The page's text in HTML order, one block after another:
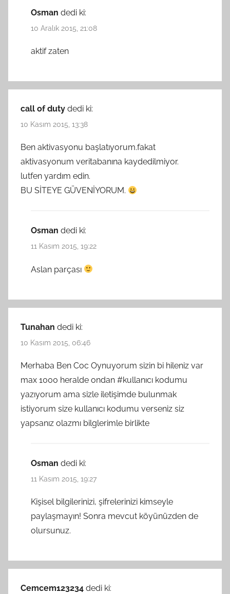
Osman dedi ki:
10 Aralık 2015, 21:08
aktif zaten
call of duty dedi ki:
10 Kasım 2015, 13:38
Ben aktivasyonu başlatıyorum.fakat
aktivasyonum veritabanına kaydedilmiyor.
lutfen yardım edin.
BU SİTEYE GÜVENİYORUM.
Osman dedi ki:
11 Kasım 2015, 19:22
Aslan parçası
Tunahan dedi ki:
10 Kasım 2015, 06:46
Merhaba Ben Coc Oynuyorum sizin bi hileniz var
max 1000 heralde ondan #kullanıcı kodumu
yazıyorum ama sizle iletişimde bulunmak
istiyorum size kullanıcı kodumu verseniz siz
yapsanız olazmı bilglerimle birlikte
Osman dedi ki:
11 Kasım 2015, 19:27
Kişisel bilgilerinizi, şifrelerinizi kimseyle
paylaşmayın! Sonra mevcut köyünüzden de
olursunuz.
Cemcem123234 dedi ki: